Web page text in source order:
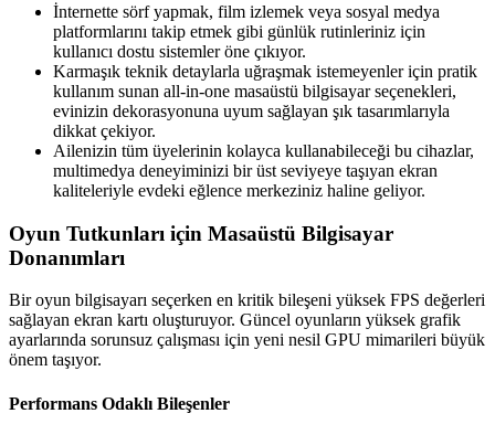
İnternette sörf yapmak, film izlemek veya sosyal medya
platformlarını takip etmek gibi günlük rutinleriniz için
kullanıcı dostu sistemler öne çıkıyor.
Karmaşık teknik detaylarla uğraşmak istemeyenler için pratik
kullanım sunan all-in-one masaüstü bilgisayar seçenekleri,
evinizin dekorasyonuna uyum sağlayan şık tasarımlarıyla
dikkat çekiyor.
Ailenizin tüm üyelerinin kolayca kullanabileceği bu cihazlar,
multimedya deneyiminizi bir üst seviyeye taşıyan ekran
kaliteleriyle evdeki eğlence merkeziniz haline geliyor.
Oyun Tutkunları için Masaüstü Bilgisayar
Donanımları
Bir oyun bilgisayarı seçerken en kritik bileşeni yüksek FPS değerleri
sağlayan ekran kartı oluşturuyor. Güncel oyunların yüksek grafik
ayarlarında sorunsuz çalışması için yeni nesil GPU mimarileri büyük
önem taşıyor.
Performans Odaklı Bileşenler